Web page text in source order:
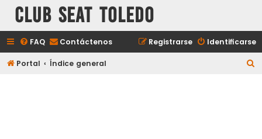
Club Seat Toledo
FAQ Contáctenos Identificarse
Registrarse
Portal Índice general